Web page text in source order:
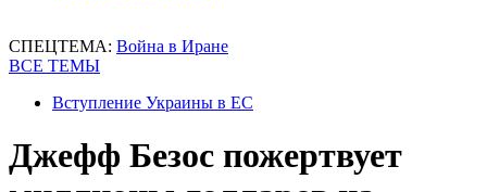
СПЕЦТЕМА: Война в Иране
ВСЕ ТЕМЫ
Вступление Украины в ЕС
Джефф Безос пожертвует